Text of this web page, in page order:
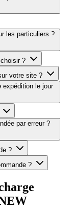
les particuliers ?
?
votre site ?
expédition le jour
par erreur ?
?
?